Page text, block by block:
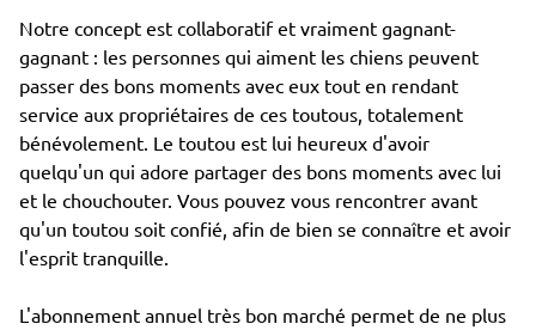
Notre concept est collaboratif et vraiment gagnant-
gagnant : les personnes qui aiment les chiens peuvent
passer des bons moments avec eux tout en rendant
service aux propriétaires de ces toutous, totalement
bénévolement. Le toutou est lui heureux d'avoir
quelqu'un qui adore partager des bons moments avec lui
et le chouchouter. Vous pouvez vous rencontrer avant
qu'un toutou soit confié, afin de bien se connaître et avoir
l'esprit tranquille.
L'abonnement annuel très bon marché permet de ne plus